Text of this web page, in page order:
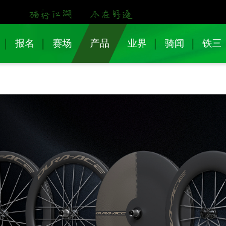
报名 赛场 产品 业界 骑闻 铁三